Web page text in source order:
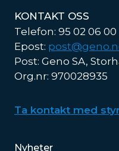
KONTAKT OSS
Telefon: 95 02 06 00
Epost:
Post: Geno SA,
Org.nr: 970028935
Ta kontakt med
Nyheter